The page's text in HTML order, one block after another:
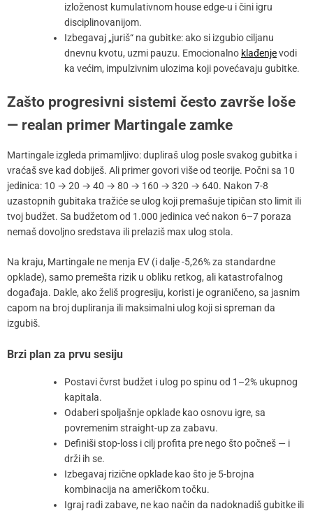
izloženost kumulativnom house edge-u i čini igru
disciplinovanijom.
Izbegavaj „juriš“ na gubitke: ako si izgubio ciljanu
dnevnu kvotu, uzmi pauzu. Emocionalno klađenjevodi
ka većim, impulzivnim ulozima koji povećavaju gubitke.
Zašto progresivni sistemi često završe loše
— realan primer Martingale zamke
Martingale izgleda primamljivo: dupliraš ulog posle svakog gubitka i
vraćaš sve kad dobiješ. Ali primer govori više od teorije. Počni sa 10
jedinica: 10 → 20 → 40 → 80 → 160 → 320 → 640. Nakon 7-8
uzastopnih gubitaka tražiće se ulog koji premašuje tipičan sto limit ili
tvoj budžet. Sa budžetom od 1.000 jedinica već nakon 6–7 poraza
nemaš dovoljno sredstava ili prelaziš max ulog stola.
Na kraju, Martingale ne menja EV (i dalje -5,26% za standardne
opklade), samo premešta rizik u obliku retkog, ali katastrofalnog
događaja. Dakle, ako želiš progresiju, koristi je ograničeno, sa jasnim
capom na broj dupliranja ili maksimalni ulog koji si spreman da
izgubiš.
Brzi plan za prvu sesiju
Postavi čvrst budžet i ulog po spinu od 1–2% ukupnog
kapitala.
Odaberi spoljašnje opklade kao osnovu igre, sa
povremenim straight-up za zabavu.
Definiši stop-loss i cilj profita pre nego što počneš — i
drži ih se.
Izbegavaj rizične opklade kao što je 5-brojna
kombinacija na američkom točku.
Igraj radi zabave, ne kao način da nadoknadiš gubitke ili